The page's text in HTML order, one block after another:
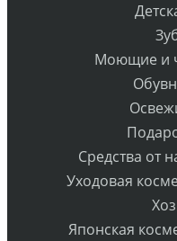
Моющие и
Средства от
Уходовая
Японская